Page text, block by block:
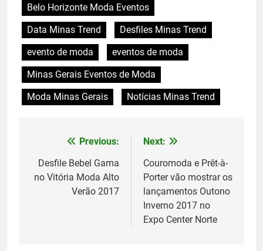
Belo Horizonte Moda Eventos
Data Minas Trend
Desfiles Minas Trend
evento de moda
eventos de moda
Minas Gerais Eventos de Moda
Moda Minas Gerais
Notícias Minas Trend
Navegação
de
Previous:
Desfile Bebel Gama
no Vitória Moda Alto
Verão 2017
Next:
Couromoda e Prêt-à-
Porter vão mostrar os
lançamentos Outono
Inverno 2017 no
Expo Center Norte